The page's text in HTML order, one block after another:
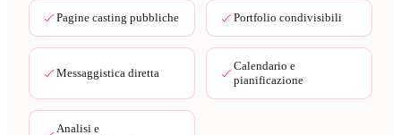
Pagine casting pubbliche Portfolio condivisibili
Messaggistica diretta
Calendario e
pianificazione
Analisi e